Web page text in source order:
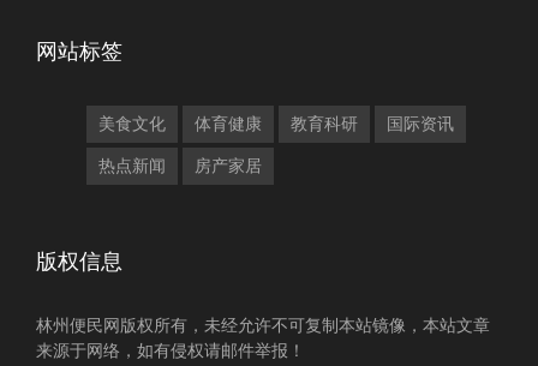
网站标签
美食文化 体育健康 教育科研 国际资讯
热点新闻 房产家居
版权信息
林州便民网版权所有，未经允许不可复制本站镜像，本站文章
来源于网络，如有侵权请邮件举报！